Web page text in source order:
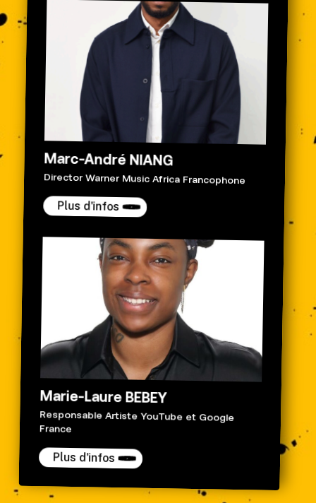
Marc-André NIANG
Director Warner Music Africa Francophone
Plus d'infos
Marie-Laure BEBEY
Responsable Artiste YouTube et Google
France
Plus d'infos